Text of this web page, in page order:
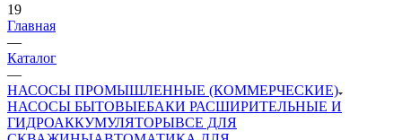
19
Главная
—
Каталог
—
НАСОСЫ ПРОМЫШЛЕННЫЕ (КОММЕРЧЕСКИЕ)
НАСОСЫ БЫТОВЫЕБАКИ РАСШИРИТЕЛЬНЫЕ И
ГИДРОАККУМУЛЯТОРЫВСЕ ДЛЯ